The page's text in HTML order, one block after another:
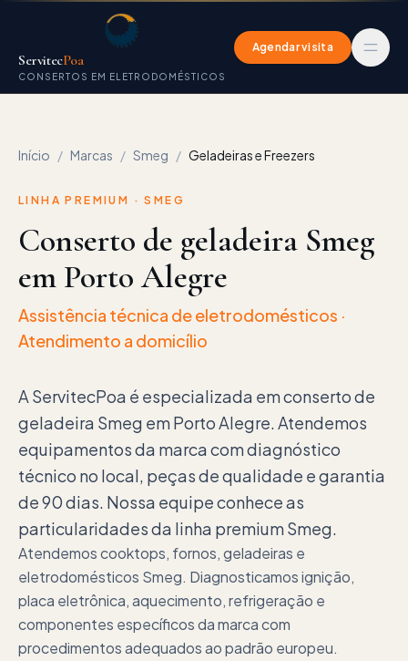
ServitecPoa
CONSERTOS EM ELETRODOMÉSTICOS
Agendar visita
Início / Marcas / Smeg / Geladeiras e Freezers
LINHA PREMIUM ·SMEG
Conserto de geladeira Smeg
em Porto Alegre
Assistência técnica de eletrodomésticos ·
Atendimento a domicílio
A ServitecPoa é especializada em conserto de
geladeira Smeg em Porto Alegre. Atendemos
equipamentos da marca com diagnóstico
técnico no local, peças de qualidade e garantia
de 90 dias. Nossa equipe conhece as
particularidades da linha premium Smeg.
Atendemos cooktops, fornos, geladeiras e
eletrodomésticos Smeg. Diagnosticamos ignição,
placa eletrônica, aquecimento, refrigeração e
componentes específicos da marca com
procedimentos adequados ao padrão europeu.